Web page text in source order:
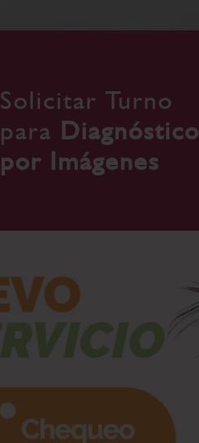
Solicitar Turno
para Diagnóstico
por Imágenes